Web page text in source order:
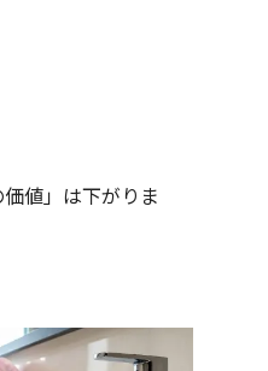
値」は下がりま